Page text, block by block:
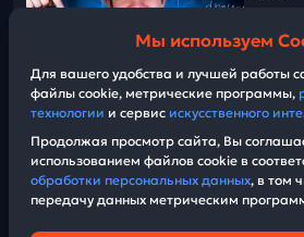
ЕГЭ ПО
Всё про
ЕГЭ ПО
17 мая
Мы используем
Для вашего удобства и лучшей работы
файлы cookie, метрические программы,
технологии и сервис искусственного
Продолжая просмотр сайта, Вы
использованием файлов cookie в
обработки персональных данных, в том
передачу данных метрическим